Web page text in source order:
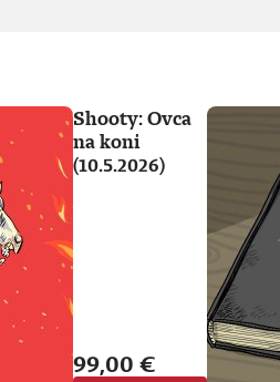
Shooty: Ovca
na koni
(10.5.2026)
99,00 €